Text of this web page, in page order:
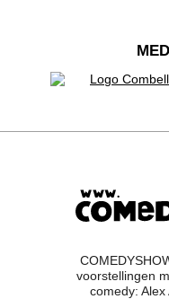
voorstellingen
comedy: Alex